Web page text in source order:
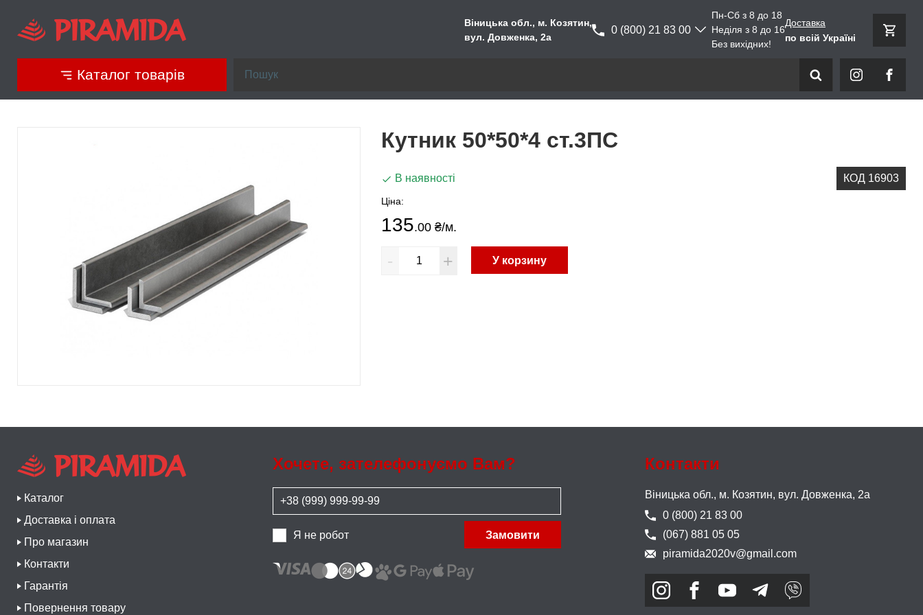
Віницька обл., м. Козятин,
вул. Довженка, 2а
0 (800) 21 83 00
Пн-Сб з 8 до 18
Неділя з 8 до 16
Без вихідних!
Доставка
по всій Україні
Каталог товарів
Кутник 50*50*4 ст.3ПС
В наявності КОД 16903
Ціна:
135.00 ₴/м.
- + У корзину
Каталог
Доставка і оплата
Про магазин
Контакти
Гарантія
Повернення товару
Хочете, зателефонуємо Вам?
Я не робот Замовити
Контакти
Віницька обл., м. Козятин, вул. Довженка, 2а
0 (800) 21 83 00
(067) 881 05 05
piramida2020v@gmail.com